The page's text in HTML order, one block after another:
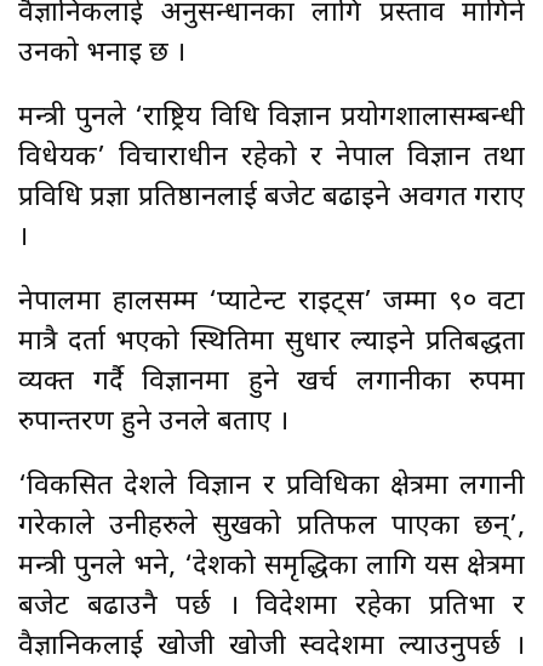
वैज्ञानिकलाई अनुसन्धानका लागि प्रस्ताव मागिने
उनको भनाइ छ ।
मन्त्री पुनले ‘राष्ट्रिय विधि विज्ञान प्रयोगशालासम्बन्धी
विधेयक’ विचाराधीन रहेको र नेपाल विज्ञान तथा
प्रविधि प्रज्ञा प्रतिष्ठानलाई बजेट बढाइने अवगत गराए
।
नेपालमा हालसम्म ‘प्याटेन्ट राइट्स’ जम्मा ९० वटा
मात्रै दर्ता भएको स्थितिमा सुधार ल्याइने प्रतिबद्धता
व्यक्त गर्दै विज्ञानमा हुने खर्च लगानीका रुपमा
रुपान्तरण हुने उनले बताए ।
‘विकसित देशले विज्ञान र प्रविधिका क्षेत्रमा लगानी
गरेकाले उनीहरुले सुखको प्रतिफल पाएका छन्’,
मन्त्री पुनले भने, ‘देशको समृद्धिका लागि यस क्षेत्रमा
बजेट बढाउनै पर्छ । विदेशमा रहेका प्रतिभा र
वैज्ञानिकलाई खोजी खोजी स्वदेशमा ल्याउनुपर्छ ।